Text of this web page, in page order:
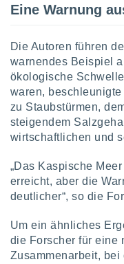
Eine Warnung
Die Autoren führen
warnendes Beispiel
ökologische
waren,
zu Staubstürmen,
steigendem
wirtschaftlichen und
„Das Kaspische
erreicht, aber die
deutlicher“, so die
Um ein ähnliches
die Forscher für eine
Zusammenarbeit,